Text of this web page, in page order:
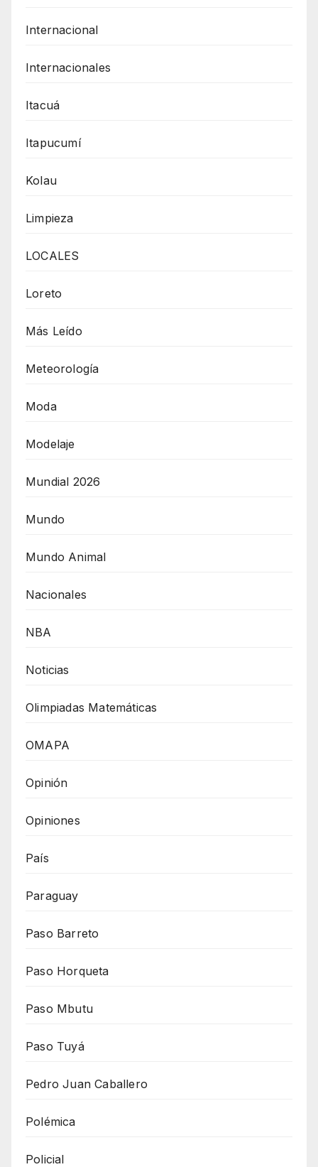
Internacional
Internacionales
Itacuá
Itapucumí
Kolau
Limpieza
LOCALES
Loreto
Más Leído
Meteorología
Moda
Modelaje
Mundial 2026
Mundo
Mundo Animal
Nacionales
NBA
Noticias
Olimpiadas Matemáticas
OMAPA
Opinión
Opiniones
País
Paraguay
Paso Barreto
Paso Horqueta
Paso Mbutu
Paso Tuyá
Pedro Juan Caballero
Polémica
Policial